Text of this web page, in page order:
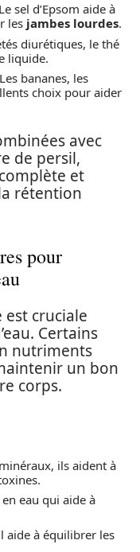
sel d’Epsom aide à
les jambes lourdes.
diurétiques, le thé
liquide.
bananes, les
choix pour aider
avec
de persil,
et
rétention
pour
cruciale
Certains
nutriments
un bon
corps.
ils aident à
eau qui aide à
aide à équilibrer les